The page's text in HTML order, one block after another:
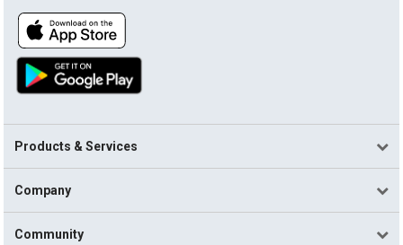
Products & Services
Company
Community